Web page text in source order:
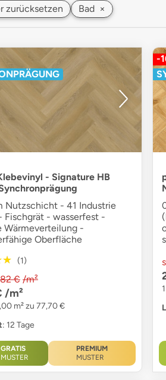
zurücksetzen Bad ×
- Signature HB
Nutzschicht - 41 Industrie
Fischgrät - wasserfest -
Wärmeverteilung -
Oberfläche
(1)
€ /m²
/m²
m² zu 77,70 €
: 12 Tage
GRATIS
MUSTER
PREMIUM
MUSTER
-